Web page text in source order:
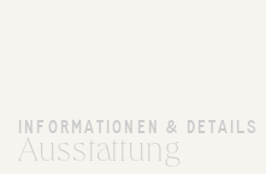
INFORMATIONEN & DETAILS
Ausstattung